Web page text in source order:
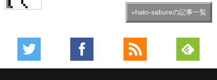
»hato-sabureの記事一覧